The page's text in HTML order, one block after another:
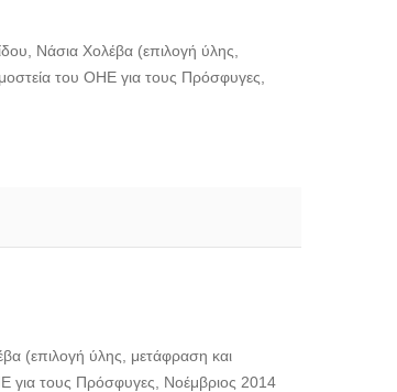
Νάσια Χολέβα (επιλογή ύλης,
του ΟΗΕ για τους Πρόσφυγες,
(επιλογή ύλης, μετάφραση και
για τους Πρόσφυγες, Νοέμβριος 2014